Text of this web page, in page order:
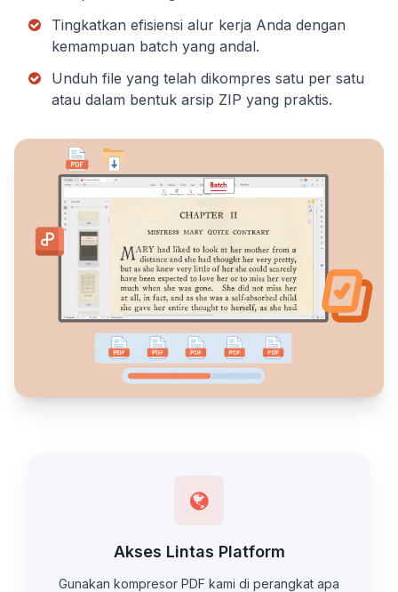
Tingkatkan efisiensi alur kerja Anda dengan
kemampuan batch yang andal.
Unduh file yang telah dikompres satu per satu
atau dalam bentuk arsip ZIP yang praktis.
Akses Lintas Platform
Gunakan kompresor PDF kami di perangkat apa